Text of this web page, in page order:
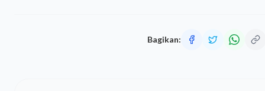
Bagikan: